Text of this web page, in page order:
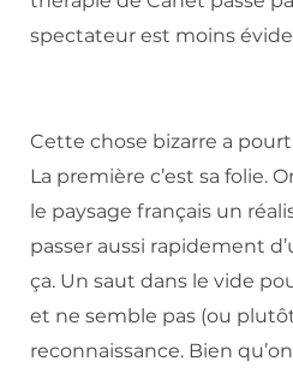
spectateur est moins
Cette chose bizarre a
La première c’est sa folie.
le paysage français un
passer aussi rapidement
ça. Un saut dans le vide
et ne semble pas (ou
reconnaissance. Bien